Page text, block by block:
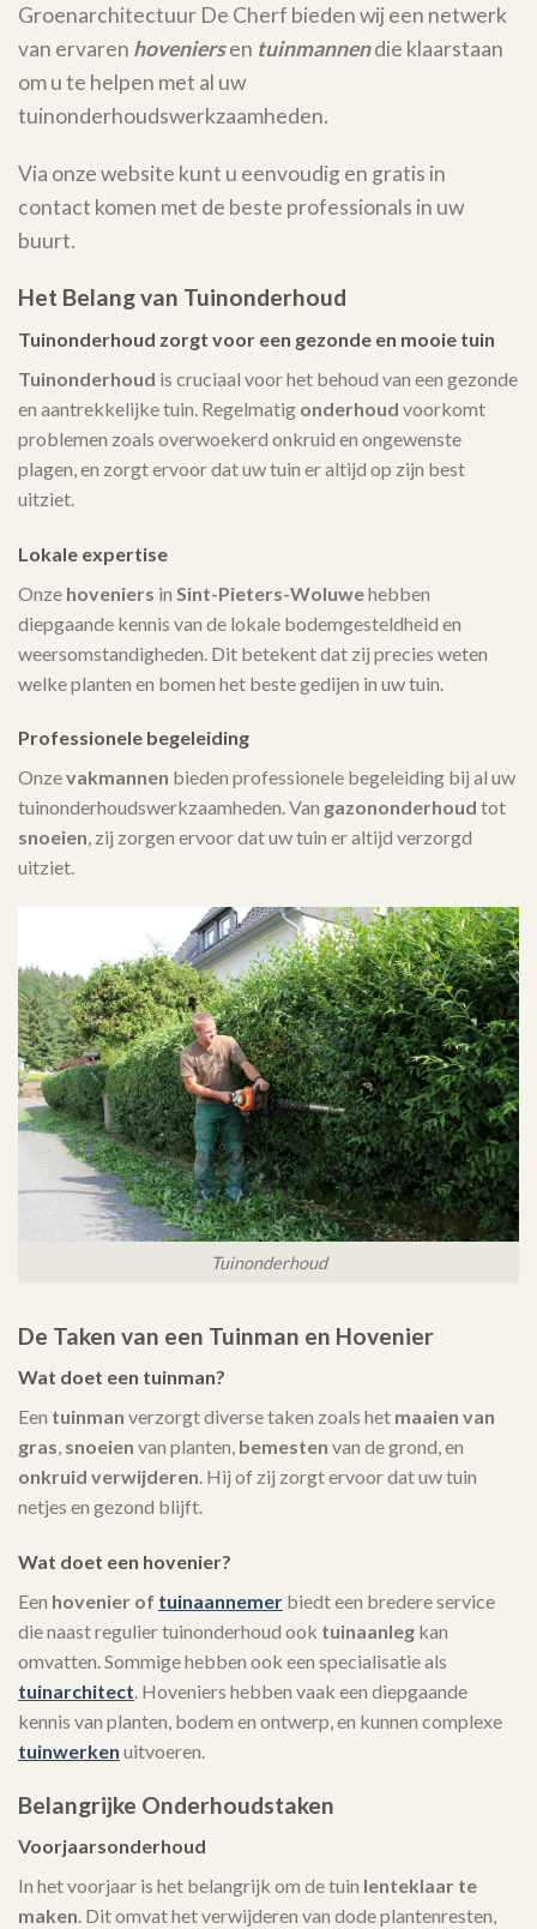
Groenarchitectuur De Cherf bieden wij een netwerk
van ervaren hoveniersen tuinmannendie klaarstaan
om u te helpen met al uw
tuinonderhoudswerkzaamheden.
Via onze website kunt u eenvoudig en gratis in
contact komen met de beste professionals in uw
buurt.
Het Belang van Tuinonderhoud
Tuinonderhoud zorgt voor een gezonde en mooie tuin
Tuinonderhoud is cruciaal voor het behoud van een gezonde
en aantrekkelijke tuin. Regelmatig onderhoud voorkomt
problemen zoals overwoekerd onkruid en ongewenste
plagen, en zorgt ervoor dat uw tuin er altijd op zijn best
uitziet.
Lokale expertise
Onze hoveniers in Sint-Pieters-Woluwehebben
diepgaande kennis van de lokale bodemgesteldheid en
weersomstandigheden. Dit betekent dat zij precies weten
welke planten en bomen het beste gedijen in uw tuin.
Professionele begeleiding
Onzevakmannen bieden professionele begeleiding bij al uw
tuinonderhoudswerkzaamheden. Van gazononderhoud tot
snoeien, zij zorgen ervoor dat uw tuin er altijd verzorgd
uitziet.
Tuinonderhoud
De Taken van een Tuinman en Hovenier
Wat doet een tuinman?
Een tuinman verzorgt diverse taken zoals het maaien van
gras, snoeien van planten, bemesten van de grond, en
onkruid verwijderen. Hij of zij zorgt ervoor dat uw tuin
netjes en gezond blijft.
Wat doet een hovenier?
Een hovenier of tuinaannemer biedt een bredere service
die naast regulier tuinonderhoud ook tuinaanleg kan
omvatten. Sommige hebben ook een specialisatie als
tuinarchitect. Hoveniers hebben vaak een diepgaande
kennis van planten, bodem en ontwerp, en kunnen complexe
tuinwerken uitvoeren.
Belangrijke Onderhoudstaken
Voorjaarsonderhoud
In het voorjaar is het belangrijk om de tuin lenteklaar te
maken. Dit omvat het verwijderen van dode plantenresten,